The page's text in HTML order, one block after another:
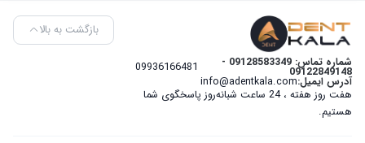
شماره تماس: 09128583349 -
09122849148
09936166481
آدرس ایمیل:info@adentkala.com
هفت روز هفته ، 24 ساعت شبانه‌روز پاسخگوی شما
هستیم.
بازگشت به بالا